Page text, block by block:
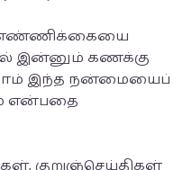
எண்ணிக்கையை
இன்னும் கணக்கு
இந்த நன்மையைப்
என்பதை